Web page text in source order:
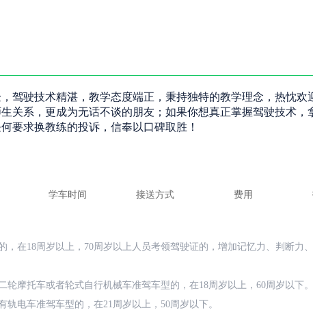
驾驶技术精湛，教学态度端正，秉持独特的教学理念，热忱欢
关系，更成为无话不谈的朋友；如果你想真正掌握驾驶技术，
要求换教练的投诉，信奉以口碑取胜！
学车时间 接送方式 费用
在18周岁以上，70周岁以上人员考领驾驶证的，增加记忆力、判断力
摩托车或者轮式自行机械车准驾车型的，在18周岁以上，60周岁以下。
电车准驾车型的，在21周岁以上，50周岁以下。